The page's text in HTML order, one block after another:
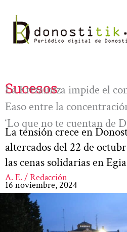
contenido
Sucesos
La Ertzaintza impide el
Easo entre la
‘Lo que no te cuentan de
La tensión crece en
altercados del 22 de
las cenas solidarias en Egia
A. E. / Redacción
16 noviembre, 2024